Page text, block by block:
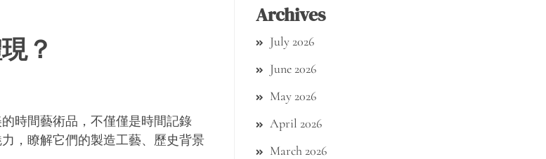
？
時間藝術品，不僅僅是時間記錄
，瞭解它們的製造工藝、歷史背景
Archives
July 2026
June 2026
May 2026
April 2026
March 2026